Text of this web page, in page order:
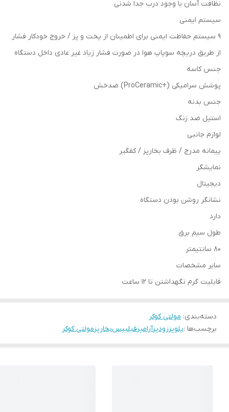
نظافت آسان با وجود درب جدا شدنی
سیستم ایمنی
۹ سیستم حفاظت ایمنی برای اطمینان از پخت و پز / خروج خودکار فشار
از طریق دریچه سوپاپ هوا در صورت فشار زیاد غیر عادی داخل دستگاه
جنس کاسه
پوشش سرامیکی (+ProCeramic) ضدخش
جنس بدنه
استیل ضد زنگ
لوازم جانبی
پیمانه مدرج / ظرف بخارپز / کفگیر
نمایشگر
دیجیتال
نشانگر روشن بودن دستگاه
دارد
طول سیم برق
۸۰ سانتیمتر
سایر مشخصات
قابلیت گرم نگهداشتن تا ۱۲ ساعت
دسته‌بندی: مولتی کوکر
برچسب‌ها :پلوپززودپزآرامپزفیلیپسبخارپزمولتی کوکر